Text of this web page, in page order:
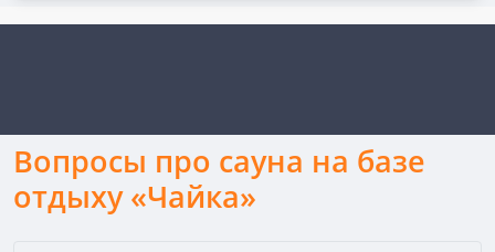
Вопросы про сауна на базе
отдыху «Чайка»